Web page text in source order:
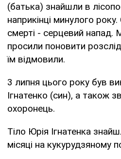
(батька) знайшли в
наприкінці минулого року.
смерті - серцевий напад.
просили поновити
їм відмовили.
3 липня цього року був
Ігнатенко (син), а також
охоронець.
Тіло Юрія Ігнатенка
місяці на кукурудзяному